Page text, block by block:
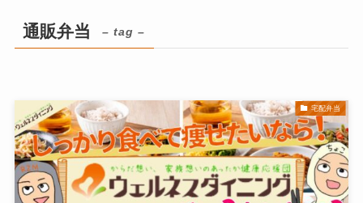
通販弁当 – tag –
宅配弁当